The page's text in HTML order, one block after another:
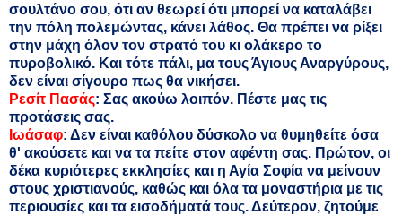
σουλτάνο σου, ότι αν θεωρεί ότι μπορεί να καταλάβει
την πόλη πολεμώντας, κάνει λάθος. Θα πρέπει να ρίξει
στην μάχη όλον τον στρατό του κι ολάκερο το
πυροβολικό. Και τότε πάλι, μα τους Άγιους Αναργύρους,
δεν είναι σίγουρο πως θα νικήσει.
Ρεσίτ Πασάς: Σας ακούω λοιπόν. Πέστε μας τις
προτάσεις σας.
Ιωάσαφ: Δεν είναι καθόλου δύσκολο να θυμηθείτε όσα
θ' ακούσετε και να τα πείτε στον αφέντη σας. Πρώτον, οι
δέκα κυριότερες εκκλησίες και η Αγία Σοφία να μείνουν
στους χριστιανούς, καθώς και όλα τα μοναστήρια με τις
περιουσίες και τα εισοδήματά τους. Δεύτερον, ζητούμε